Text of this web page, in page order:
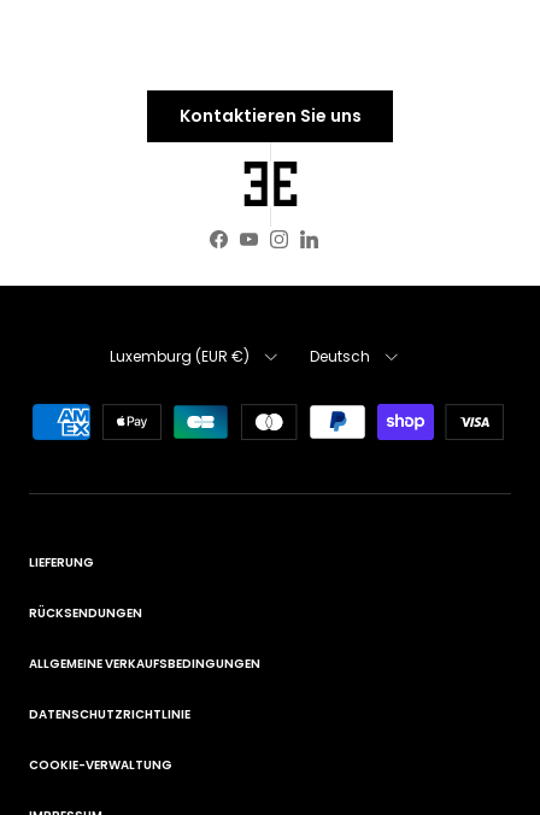
Kontaktieren Sie uns
Facebook
YouTube
Instagram
LinkedIn
Land/Region
Luxemburg (EUR €) Deutsch
LIEFERUNG
RÜCKSENDUNGEN
ALLGEMEINE VERKAUFSBEDINGUNGEN
DATENSCHUTZRICHTLINIE
COOKIE-VERWALTUNG